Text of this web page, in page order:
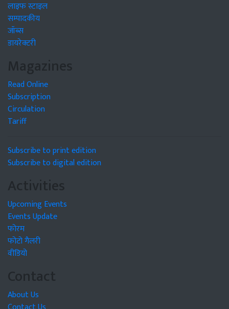
लाइफ स्टाइल
सम्पादकीय
जॉब्स
डायरेक्टरी
Magazines
Read Online
Subscription
Circulation
Tariff
Subscribe to print edition
Subscribe to digital edition
Activities
Upcoming Events
Events Update
फोरम
फोटो गैलरी
वीडियो
Contact
About Us